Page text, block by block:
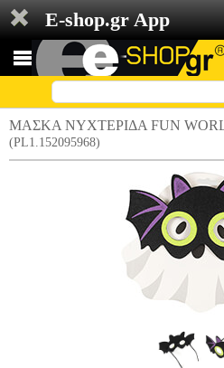
E-shop.gr App
ΜΑΣΚΑ ΝΥΧΤΕΡΙΔΑ FUN
(PL1.152095968)